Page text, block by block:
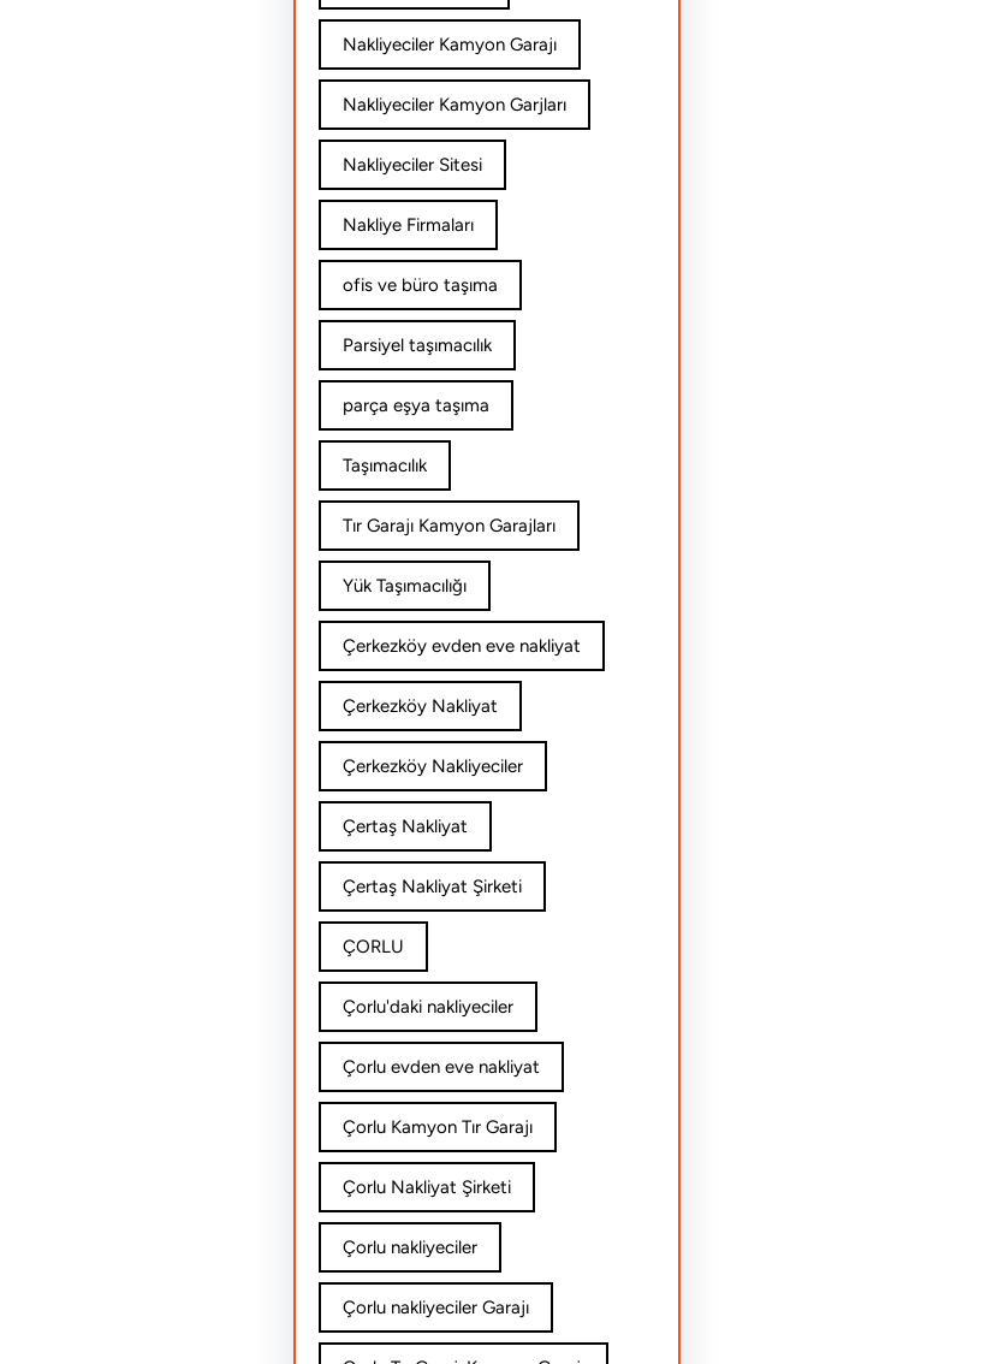
Nakliyeciler Kamyon Garajı
Nakliyeciler Kamyon Garjları
Nakliyeciler Sitesi
Nakliye Firmaları
ofis ve büro taşıma
Parsiyel taşımacılık
parça eşya taşıma
Taşımacılık
Tır Garajı Kamyon Garajları
Yük Taşımacılığı
Çerkezköy evden eve nakliyat
Çerkezköy Nakliyat
Çerkezköy Nakliyeciler
Çertaş Nakliyat
Çertaş Nakliyat Şirketi
ÇORLU
Çorlu'daki nakliyeciler
Çorlu evden eve nakliyat
Çorlu Kamyon Tır Garajı
Çorlu Nakliyat Şirketi
Çorlu nakliyeciler
Çorlu nakliyeciler Garajı